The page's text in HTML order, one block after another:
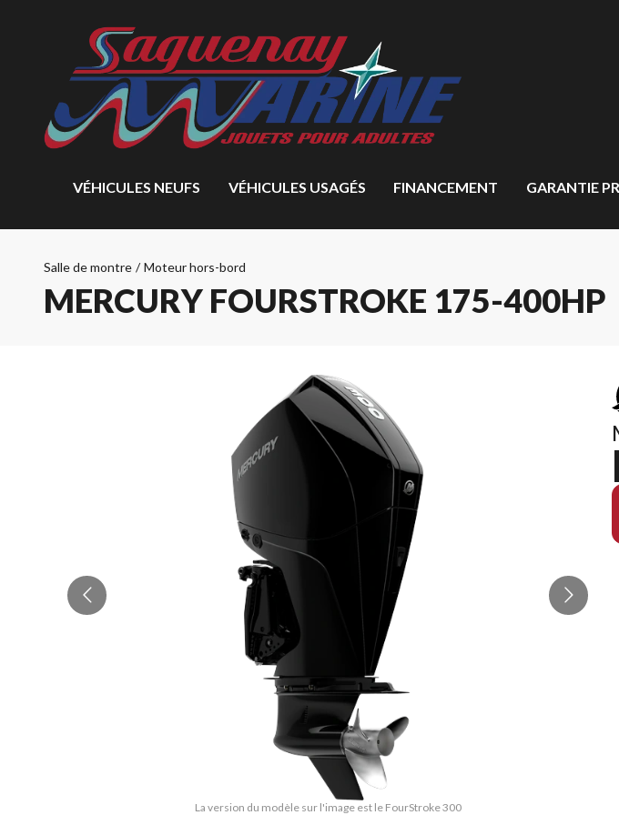
VÉHICULES NEUFS VÉHICULES USAGÉS FINANCEMENT GARANTIE
Salle de montre / Moteur hors-bord
MERCURY FOURSTROKE 175-400HP
La version du modèle sur l'image est le FourStroke 300